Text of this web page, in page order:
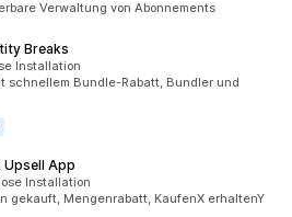
Verwaltung von Abonnements
Breaks
Installation
schnellem Bundle-Rabatt, Bundler und
Upsell App
Installation
gekauft, Mengenrabatt, KaufenX erhaltenY